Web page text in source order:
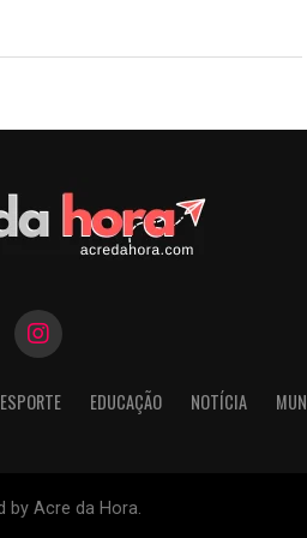
ESPORTE EDUCAÇÃO NOTÍCIA
by Acre da Hora.